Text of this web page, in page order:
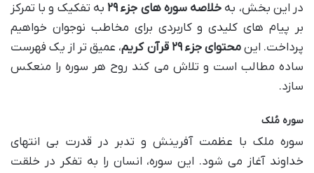
در این بخش، به خلاصه سوره های جزء ۲۹
به تفکیک و با تمرکز
بر پیام های کلیدی و کاربردی برای مخاطب نوجوان خواهیم
پرداخت. اینمحتوای جزء ۲۹ قرآن کریم
، عمیق تر از یک فهرست
ساده مطالب است و تلاش می کند روح هر سوره را منعکس
سازد.
سوره مُلک
سوره ملک با عظمت آفرینش و تدبر در قدرت بی انتهای
خداوند آغاز می شود. این سوره، انسان را به تفکر در خلقت